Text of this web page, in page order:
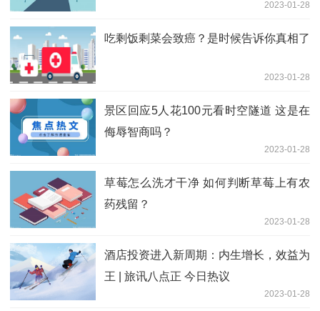
2023-01-28
吃剩饭剩菜会致癌？是时候告诉你真相了
2023-01-28
景区回应5人花100元看时空隧道 这是在
侮辱智商吗？
2023-01-28
草莓怎么洗才干净 如何判断草莓上有农
药残留？
2023-01-28
酒店投资进入新周期：内生增长，效益为
王 | 旅讯八点正 今日热议
2023-01-28